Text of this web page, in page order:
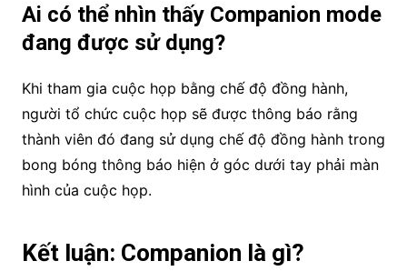
Ai có thể nhìn thấy Companion mode
đang được sử dụng?
Khi tham gia cuộc họp bằng chế độ đồng hành,
người tổ chức cuộc họp sẽ được thông báo rằng
thành viên đó đang sử dụng chế độ đồng hành trong
bong bóng thông báo hiện ở góc dưới tay phải màn
hình của cuộc họp.
Kết luận: Companion là gì?